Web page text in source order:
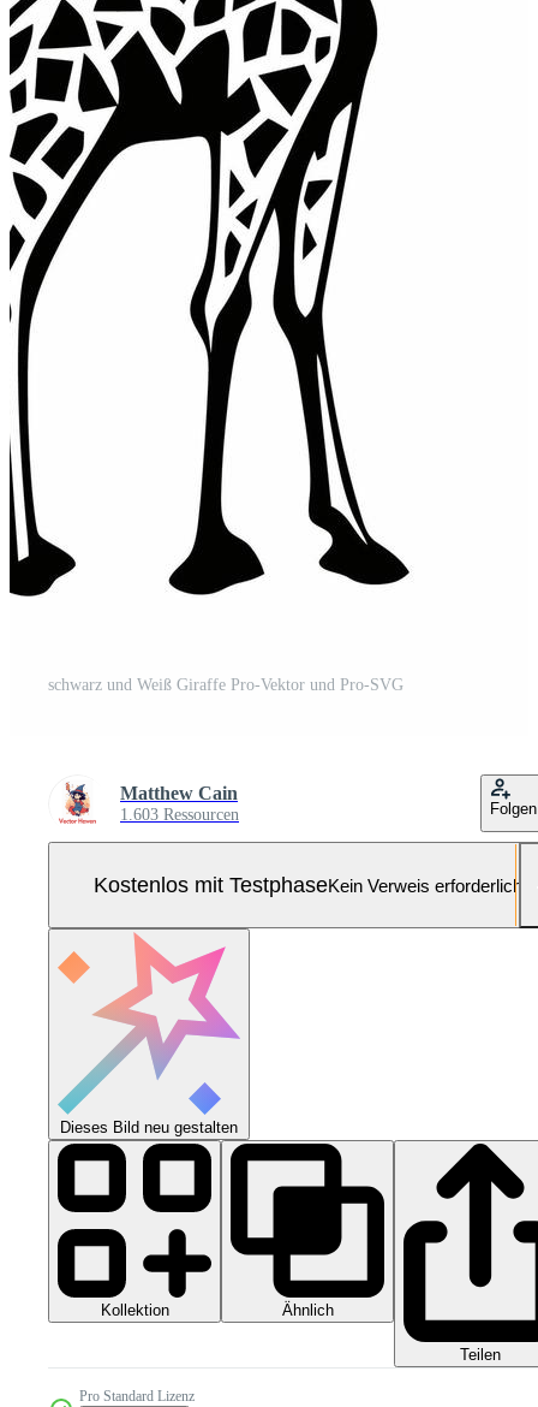
schwarz und Weiß Giraffe Pro-Vektor und Pro-SVG
Matthew Cain
1.603 Ressourcen Folgen
Kostenlos mit TestphaseKein Verweis erforderlich
Dieses Bild neu gestalten
Kollektion Ähnlich
Teilen
Pro Standard Lizenz